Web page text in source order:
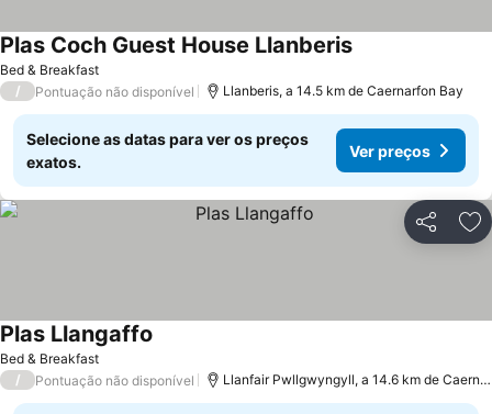
Bed & Breakfast
Plas Coch Guest House LlanberisVer preços
/ Pontuação não disponível Llanberis, a 14.5 km de Caernarfon Bay
Selecione as datas para ver os preços
exatos.
Ver preços
Partilhar
Bed & Breakfast
Plas Llangaffo
/ Pontuação não disponível Llanfair Pwllgwyngyll, a 14.6 km de